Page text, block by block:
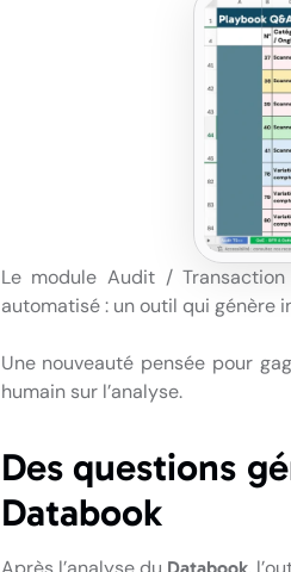
Le module Audit /
automatisé : un outil qui génère
Une nouveauté pensée pour
humain sur l’analyse.
Des questions
Databook